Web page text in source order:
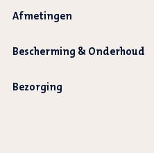
Afmetingen
Bescherming & Onderhoud
Bezorging